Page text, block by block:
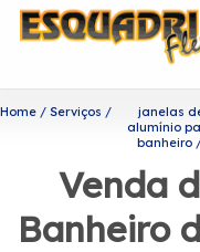
Home Serviços
janelas
alumínio
banheiro
Venda
Banheiro